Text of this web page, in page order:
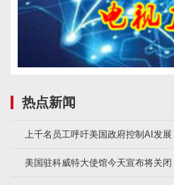
热点新闻
上千名员工呼吁美国政府控制AI发
美国驻科威特大使馆今天宣布将关闭